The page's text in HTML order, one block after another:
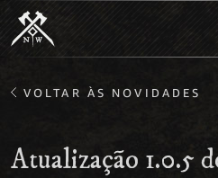
VOLTAR ÀS NOVIDADES
Atualização 1.0.5